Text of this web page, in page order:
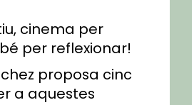
cinema per
per reflexionar!
proposa cinc
a aquestes